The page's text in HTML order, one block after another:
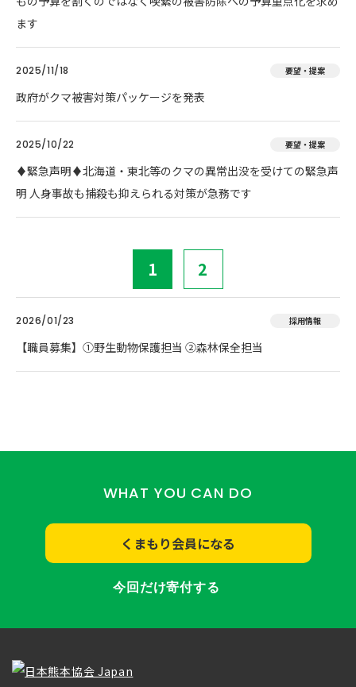
ます
2025/11/18 要望・提案
政府がクマ被害対策パッケージを発表
2025/10/22 要望・提案
♦️緊急声明♦️北海道・東北等のクマの異常出没を受けての緊急声
明 人身事故も捕殺も抑えられる対策が急務です
1 2
2026/01/23 採用情報
【職員募集】①野生動物保護担当 ②森林保全担当
WHAT YOU CAN DO
くまもり会員になる
今回だけ寄付する